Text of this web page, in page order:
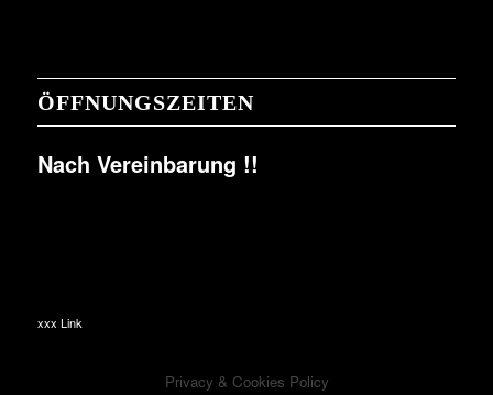
ÖFFNUNGSZEITEN
Nach Vereinbarung !!
xxx Link
Privacy & Cookies Policy